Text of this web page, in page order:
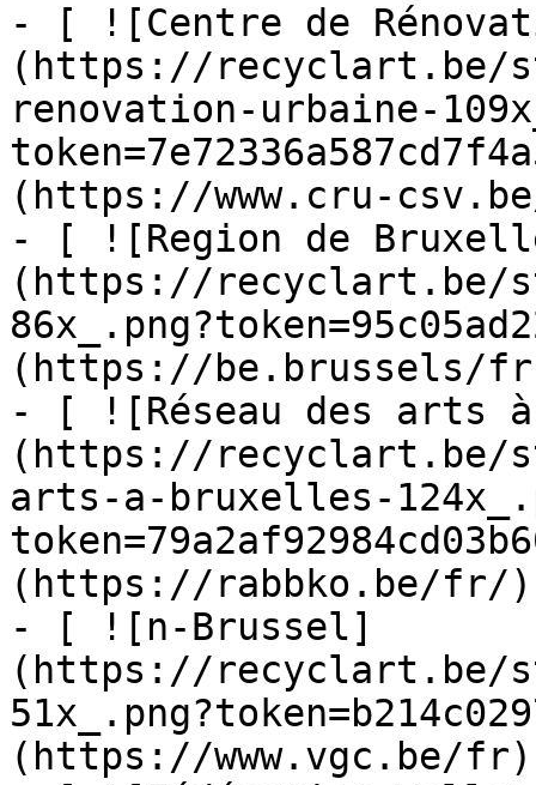
- [ ![Centre de
(https://recyclart.be/
renovation-urbaine-
(https://www.cru-
- [ ![Region de
(https://recyclart.be/
(https://be.brussels/
- [ ![Réseau des arts
(https://recyclart.be/
arts-a-bruxelles-
(https://rabbko.be/fr/)
- [ ![n-Brussel]
(https://recyclart.be/
(https://www.vgc.be/fr)